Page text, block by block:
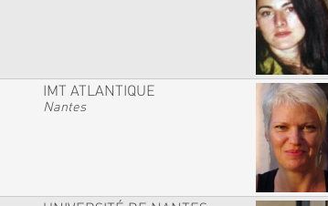
IMT ATLANTIQUE
Nantes